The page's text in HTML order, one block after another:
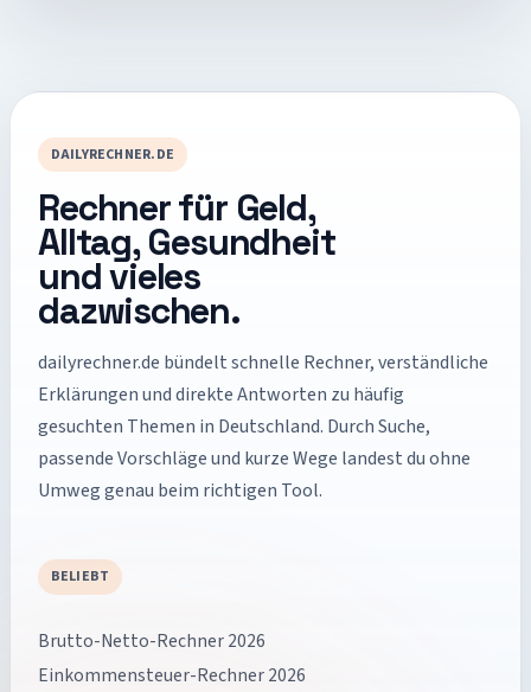
DAILYRECHNER.DE
Rechner für Geld,
Alltag, Gesundheit
und vieles
dazwischen.
dailyrechner.de bündelt schnelle Rechner, verständliche
Erklärungen und direkte Antworten zu häufig
gesuchten Themen in Deutschland. Durch Suche,
passende Vorschläge und kurze Wege landest du ohne
Umweg genau beim richtigen Tool.
BELIEBT
Brutto-Netto-Rechner 2026
Einkommensteuer-Rechner 2026